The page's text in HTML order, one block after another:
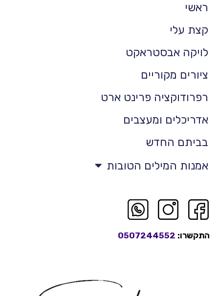
ראשי
קצת עלי
לויקה אבסטראקט
ציורים מקוריים
רפרודוקציה פרינט ארט
אדריכלים ומעצבים
בביתם החדש
אמנות המילים הטובות
התקשרו: 0507244552